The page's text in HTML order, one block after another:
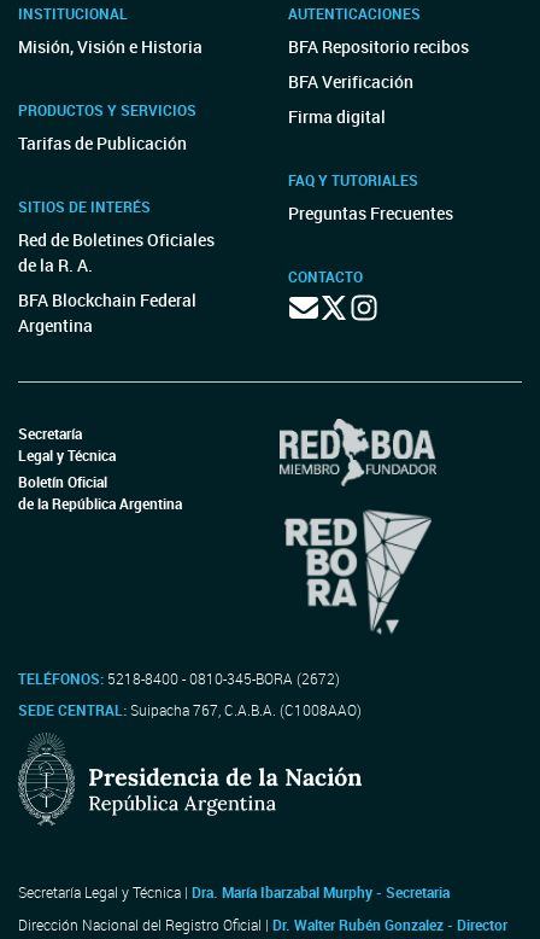
INSTITUCIONAL
Misión, Visión e Historia
PRODUCTOS Y SERVICIOS
Tarifas de Publicación
SITIOS DE INTERÉS
Red de Boletines Oficiales
de la R. A.
BFA Blockchain Federal
Argentina
AUTENTICACIONES
BFA Repositorio recibos
BFA Verificación
Firma digital
FAQ Y TUTORIALES
Preguntas Frecuentes
CONTACTO
Secretaría
Legal y Técnica
Boletín Oficial
de la República Argentina
TELÉFONOS: 5218-8400 - 0810-345-BORA (2672)
SEDE CENTRAL:Suipacha 767, C.A.B.A. (C1008AAO)
Secretaría Legal y Técnica | Dra. María Ibarzabal Murphy - Secretaria
Dirección Nacional del Registro Oficial | Dr. Walter Rubén Gonzalez - Director